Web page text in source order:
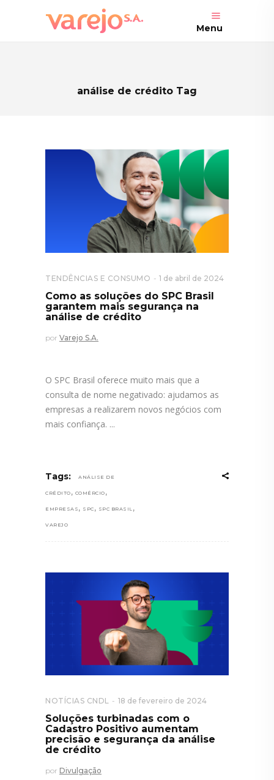
Menu
análise de crédito Tag
TENDÊNCIAS E CONSUMO 1 de abril de 2024
Como as soluções do SPC Brasil
garantem mais segurança na
análise de crédito
por Varejo S.A.
O SPC Brasil oferece muito mais que a
consulta de nome negativado: ajudamos as
empresas a realizarem novos negócios com
mais confiança.
Tags: ANÁLISE DE
CRÉDITO , COMÉRCIO ,
EMPRESAS , SPC , SPC BRASIL ,
VAREJO
NOTÍCIAS CNDL 18 de fevereiro de 2024
Soluções turbinadas com o
Cadastro Positivo aumentam
precisão e segurança da análise
de crédito
por Divulgação